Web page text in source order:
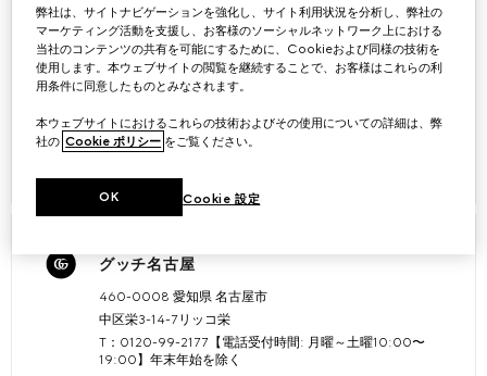
106-6108 東京都 港区六本木
東京都港区六本木6-12-4 六本木けやき坂通り1F
T：0120-99-2177 【電話受付時間: 月曜～土曜10:00〜
19:00】年末年始を除く
ご来店予約を取る
グッチ名古屋
460-0008 愛知県 名古屋市
中区栄3-14-7リッコ栄
T：0120-99-2177【電話受付時間: 月曜～土曜10:00〜
19:00】年末年始を除く
弊社は、サイトナビゲーションを強化し、サイト利用状況を分析し、弊社の
マーケティング活動を支援し、お客様のソーシャルネットワーク上における
当社のコンテンツの共有を可能にするために、Cookieおよび同様の技術を
使用します。本ウェブサイトの閲覧を継続することで、お客様はこれらの利
用条件に同意したものとみなされます。
本ウェブサイトにおけるこれらの技術およびその使用についての詳細は、弊
社の Cookie ポリシー をご覧ください。
Cookie 設定
OK